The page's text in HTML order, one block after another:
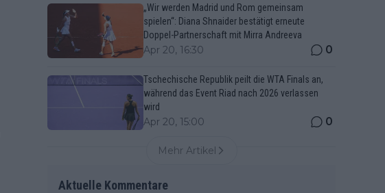
„Wir werden Madrid und Rom gemeinsam
spielen“: Diana Shnaider bestätigt erneute
Doppel-Partnerschaft mit Mirra Andreeva
Apr 20, 16:30 0
Tschechische Republik peilt die WTA Finals an,
während das Event Riad nach 2026 verlassen
wird
Apr 20, 15:00 0
Mehr Artikel
Aktuelle Kommentare